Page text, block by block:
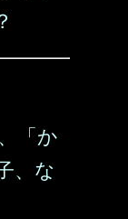
「か
、な